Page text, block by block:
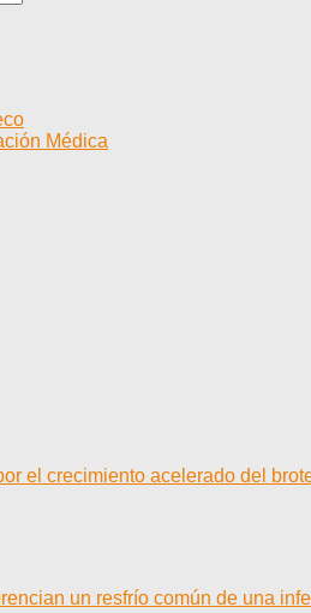
Médica
el crecimiento acelerado del
un resfrío común de una